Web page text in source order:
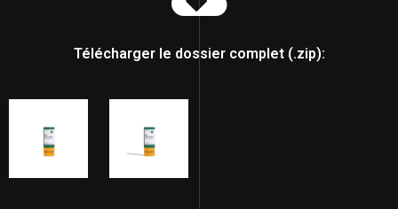
Télécharger le dossier complet (.zip):